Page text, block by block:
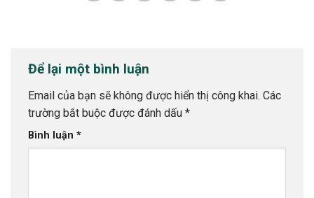
Để lại một bình luận
Email của bạn sẽ không được hiển thị công khai. Các
trường bắt buộc được đánh dấu *
Bình luận *